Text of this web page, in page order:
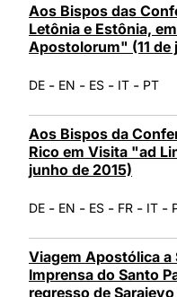
Aos Bispos das
Letônia e Estônia,
Apostolorum" (11 de
DE - EN - ES - IT - PT
Aos Bispos da
Rico em Visita "ad
junho de 2015)
DE - EN - ES - FR - IT -
Viagem Apostólica a
Imprensa do Santo
regresso de